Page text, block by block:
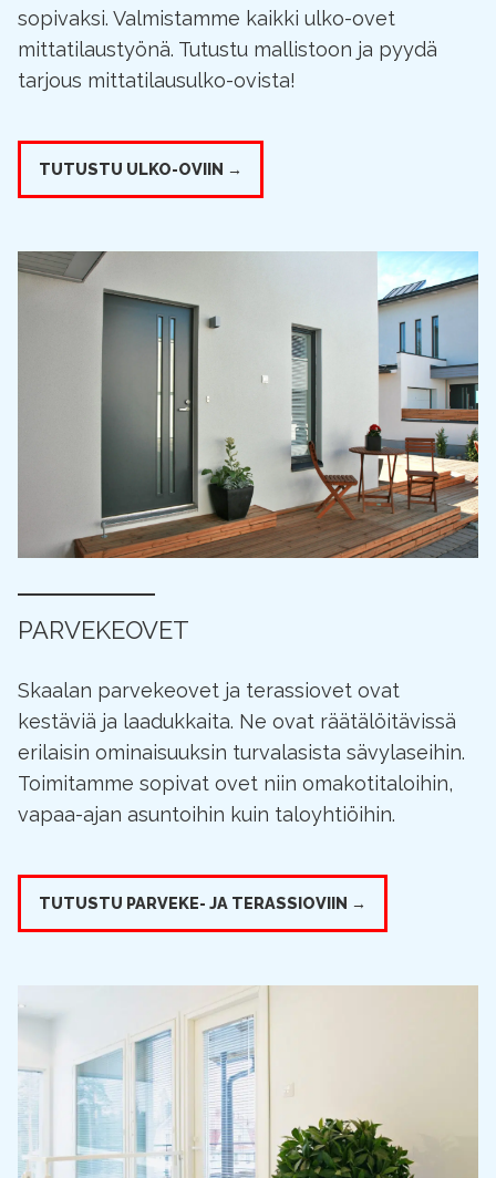
sopivaksi. Valmistamme kaikki ulko-ovet
mittatilaustyönä. Tutustu mallistoon ja pyydä
tarjous mittatilausulko-ovista!
TUTUSTU ULKO-OVIIN →
PARVEKEOVET
Skaalan parvekeovet ja terassiovet ovat
kestäviä ja laadukkaita. Ne ovat räätälöitävissä
erilaisin ominaisuuksin turvalasista sävylaseihin.
Toimitamme sopivat ovet niin omakotitaloihin,
vapaa-ajan asuntoihin kuin taloyhtiöihin.
TUTUSTU PARVEKE- JA TERASSIOVIIN →